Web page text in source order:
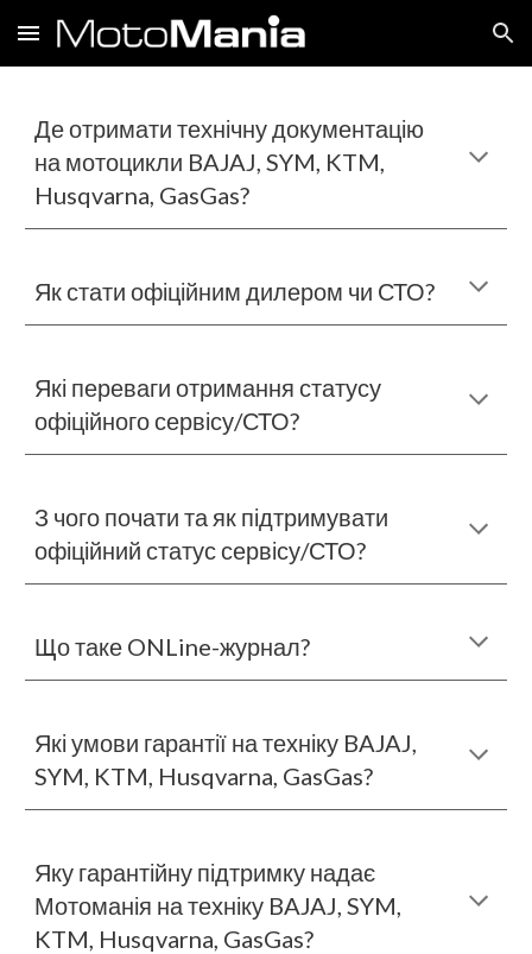
Skip to main content Skip to navigation
Де отримати технічну документацію
на мотоцикли BAJAJ, SYM, KTM,
Husqvarna, GasGas?
Як стати офіційним дилером чи СТО?
Які переваги отримання статусу
офіційногосервісу/СТО?
З чого почати та як підтримувати
офіційний статус сервісу/СТО?
Що таке ONLine-журнал?
Які умови гарантії на техніку BAJAJ,
SYM, KTM, Husqvarna, GasGas?
Яку гарантійну підтримку надає
Мотоманія на техніку BAJAJ, SYM,
KTM, Husqvarna, GasGas?